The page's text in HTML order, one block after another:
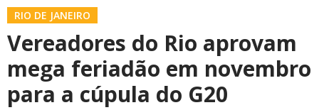
RIO DE JANEIRO
Vereadores do Rio aprovam
mega feriadão em novembro
para a cúpula do G20